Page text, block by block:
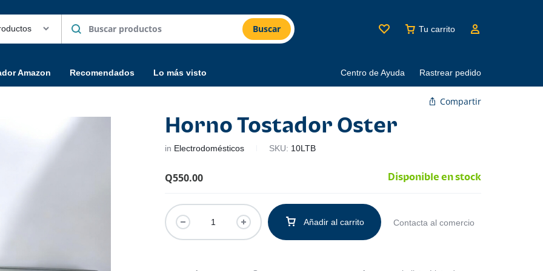
Buscar Tu carrito
Amazon Recomendados Lo más visto Centro de Ayuda Rastrear pedido
Compartir
Horno Tostador Oster
in Electrodomésticos SKU: 10LTB
Q550.00 Disponible en stock
Añadir al carrito Contacta al comercio